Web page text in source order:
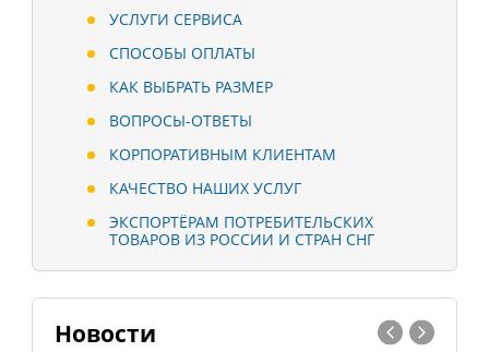
УСЛУГИ СЕРВИСА
СПОСОБЫ ОПЛАТЫ
КАК ВЫБРАТЬ РАЗМЕР
ВОПРОСЫ-ОТВЕТЫ
КОРПОРАТИВНЫМ КЛИЕНТАМ
КАЧЕСТВО НАШИХ УСЛУГ
ЭКСПОРТЁРАМ ПОТРЕБИТЕЛЬСКИХ
ТОВАРОВ ИЗ РОССИИ И СТРАН СНГ
Новости